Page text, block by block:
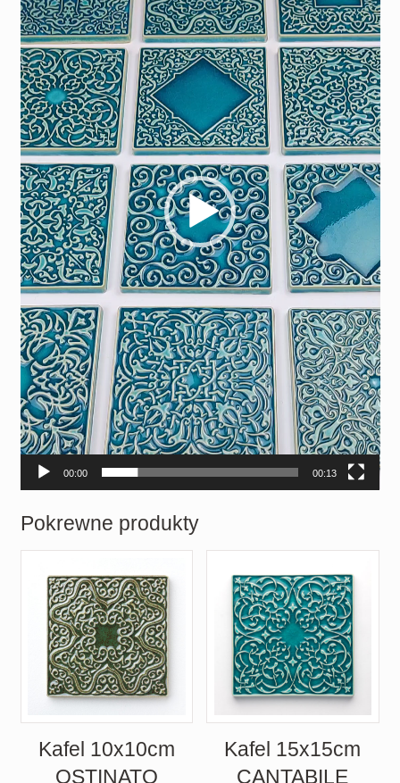
00:00 00:13
Pokrewne produkty
Kafel 10x10cm
OSTINATO
Kafel 15x15cm
CANTABILE